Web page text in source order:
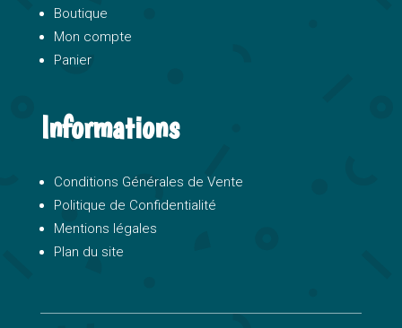
Boutique
Mon compte
Panier
Informations
Conditions Générales de Vente
Politique de Confidentialité
Mentions légales
Plan du site